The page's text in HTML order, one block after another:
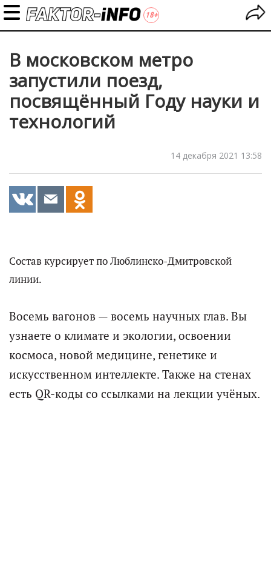
В московском метро
запустили поезд,
посвящённый Году науки и
технологий
14 декабря 2021 13:58
Состав курсирует по Люблинско-Дмитровской
линии.
Восемь вагонов — восемь научных глав. Вы
узнаете о климате и экологии, освоении
космоса, новой медицине, генетике и
искусственном интеллекте. Также на стенах
есть QR-коды со ссылками на лекции учёных.